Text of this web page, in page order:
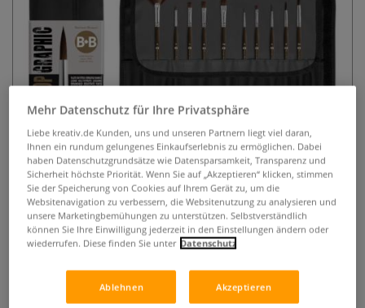
Borciani e Bonazzi TOP GRAPHIC -
10er-Pinselset
Mehr Datenschutz für Ihre Privatsphäre
Liebe kreativ.de Kunden, uns und unseren Partnern liegt viel daran,
Ihnen ein rundum gelungenes Einkaufserlebnis zu ermöglichen. Dabei
haben Datenschutzgrundsätze wie Datensparsamkeit, Transparenz und
Sicherheit höchste Priorität. Wenn Sie auf „Akzeptieren“ klicken, stimmen
Sie der Speicherung von Cookies auf Ihrem Gerät zu, um die
Websitenavigation zu verbessern, die Websitenutzung zu analysieren und
unsere Marketingbemühungen zu unterstützen. Selbstverständlich
können Sie Ihre Einwilligung jederzeit in den Einstellungen ändern oder
wiederrufen. Diese finden Sie unter Datenschutz
Ablehnen Akzeptieren